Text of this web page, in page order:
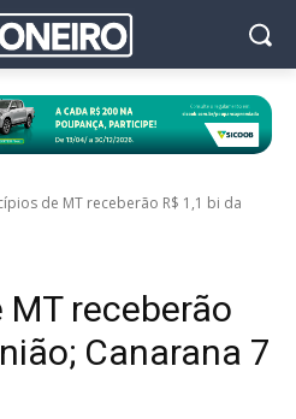
de MT receberão R$ 1,1 bi da
receberão
Canarana 7